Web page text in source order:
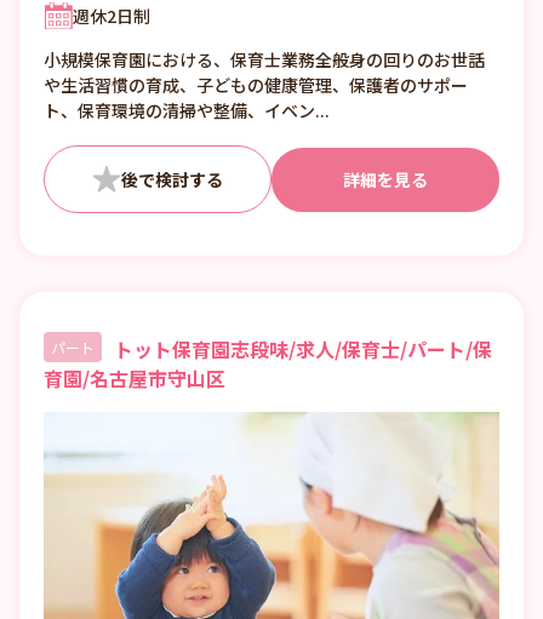
シフト制
週休2日制
小規模保育園における、保育士業務全般身の回りのお世話
や生活習慣の育成、子どもの健康管理、保護者のサポー
ト、保育環境の清掃や整備、イベン...
詳細を見る
パート
トット保育園志段味/求人/保育士/パート/保
育園/名古屋市守山区